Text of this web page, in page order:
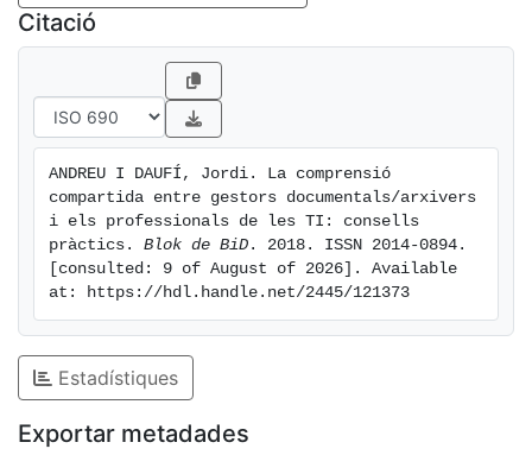
Citació
ANDREU I DAUFÍ, Jordi. La comprensió
compartida entre gestors documentals/arxivers
i els professionals de les TI: consells
pràctics. Blok de BiD . 2018. ISSN 2014-0894.
[consulted: 9 of August of 2026]. Available
at: https://hdl.handle.net/2445/121373
Estadístiques
Exportar metadades